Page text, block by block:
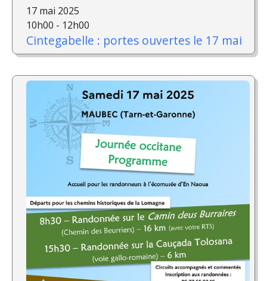
17 mai 2025
10h00 - 12h00
Cintegabelle : portes ouvertes le 17 mai